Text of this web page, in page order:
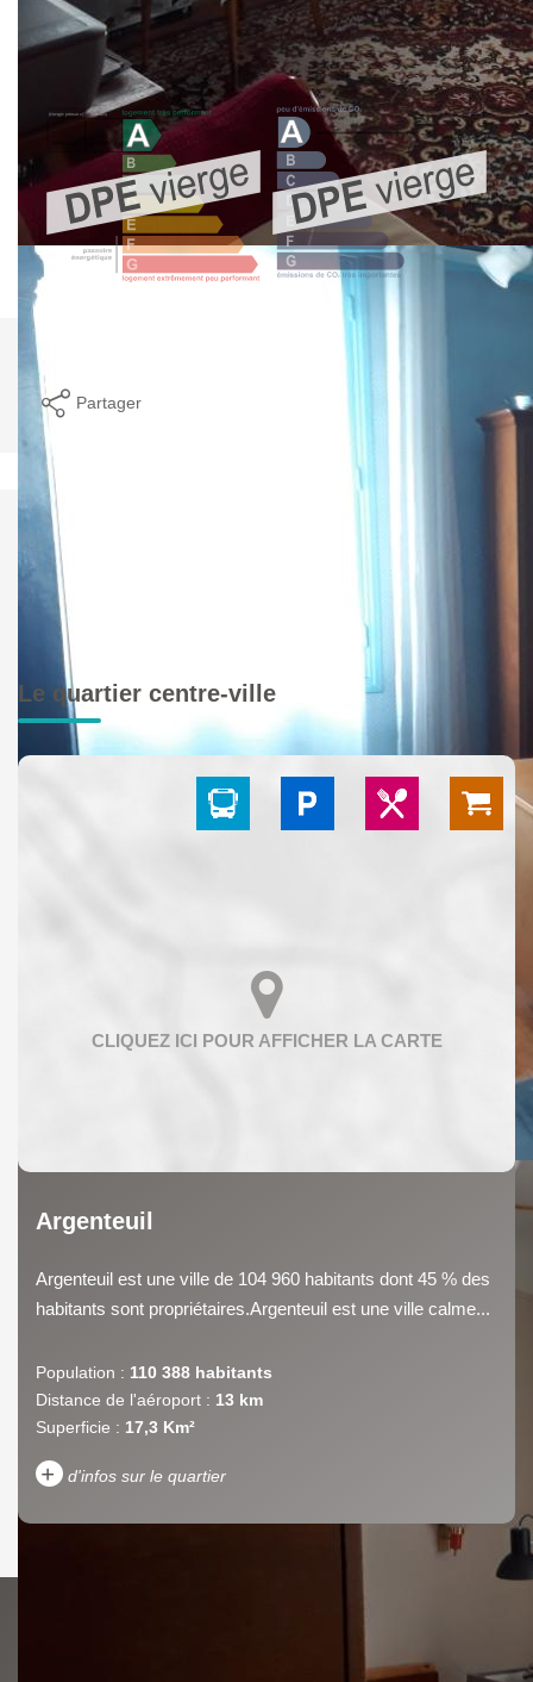
Diagnostics énergétiques
Partager
Le quartier centre-ville
Argenteuil
Argenteuil est une ville de 104 960 habitants dont 45 % des
habitants sont propriétaires.Argenteuil est une ville calme...
Population : 110 388 habitants
Distance de l'aéroport : 13 km
Superficie : 17,3 Km²
+ d'infos sur le quartier